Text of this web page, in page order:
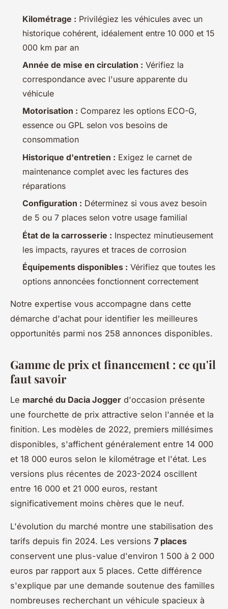
Kilométrage : Privilégiez les véhicules avec un
historique cohérent, idéalement entre 10 000 et 15
000 km par an
Année de mise en circulation : Vérifiez la
correspondance avec l'usure apparente du
véhicule
Motorisation : Comparez les options ECO-G,
essence ou GPL selon vos besoins de
consommation
Historique d'entretien : Exigez le carnet de
maintenance complet avec les factures des
réparations
Configuration : Déterminez si vous avez besoin
de 5 ou 7 places selon votre usage familial
État de la carrosserie : Inspectez minutieusement
les impacts, rayures et traces de corrosion
Équipements disponibles : Vérifiez que toutes les
options annoncées fonctionnent correctement
Notre expertise vous accompagne dans cette
démarche d'achat pour identifier les meilleures
opportunités parmi nos 258 annonces disponibles.
Gamme de prix et financement : ce qu'il
faut savoir
Le marché du Dacia Jogger d'occasion présente
une fourchette de prix attractive selon l'année et la
finition. Les modèles de 2022, premiers millésimes
disponibles, s'affichent généralement entre 14 000
et 18 000 euros selon le kilométrage et l'état. Les
versions plus récentes de 2023-2024 oscillent
entre 16 000 et 21 000 euros, restant
significativement moins chères que le neuf.
L'évolution du marché montre une stabilisation des
tarifs depuis fin 2024. Les versions 7 places
conservent une plus-value d'environ 1 500 à 2 000
euros par rapport aux 5 places. Cette différence
s'explique par une demande soutenue des familles
nombreuses recherchant un véhicule spacieux à